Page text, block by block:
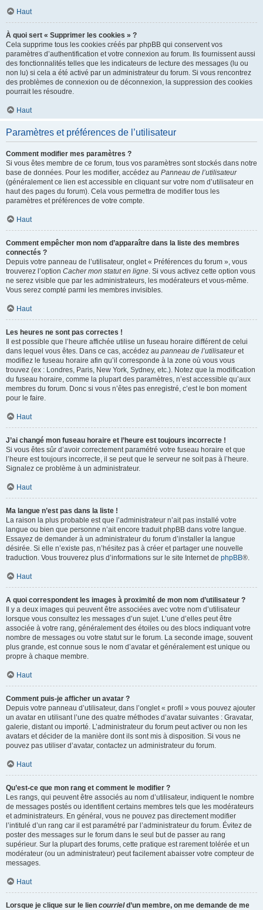
Haut
À quoi sert « Supprimer les cookies » ?
Cela supprime tous les cookies créés par phpBB qui conservent vos
paramètres d’authentification et votre connexion au forum. Ils fournissent aussi
des fonctionnalités telles que les indicateurs de lecture des messages (lu ou
non lu) si cela a été activé par un administrateur du forum. Si vous rencontrez
des problèmes de connexion ou de déconnexion, la suppression des cookies
pourrait les résoudre.
Haut
Paramètres et préférences de l’utilisateur
Comment modifier mes paramètres ?
Si vous êtes membre de ce forum, tous vos paramètres sont stockés dans notre
base de données. Pour les modifier, accédez au Panneau de l’utilisateur
(généralement ce lien est accessible en cliquant sur votre nom d’utilisateur en
haut des pages du forum). Cela vous permettra de modifier tous les
paramètres et préférences de votre compte.
Haut
Comment empêcher mon nom d’apparaître dans la liste des membres
connectés ?
Depuis votre panneau de l’utilisateur, onglet « Préférences du forum », vous
trouverez l’option Cacher mon statut en ligne. Si vous activez cette option vous
ne serez visible que par les administrateurs, les modérateurs et vous-même.
Vous serez compté parmi les membres invisibles.
Haut
Les heures ne sont pas correctes !
Il est possible que l’heure affichée utilise un fuseau horaire différent de celui
dans lequel vous êtes. Dans ce cas, accédez au panneau de l’utilisateuret
modifiez le fuseau horaire afin qu’il corresponde à la zone où vous vous
trouvez (ex : Londres, Paris, New York, Sydney, etc.). Notez que la modification
du fuseau horaire, comme la plupart des paramètres, n’est accessible qu’aux
membres du forum. Donc si vous n’êtes pas enregistré, c’est le bon moment
pour le faire.
Haut
J’ai changé mon fuseau horaire et l’heure est toujours incorrecte !
Si vous êtes sûr d’avoir correctement paramétré votre fuseau horaire et que
l’heure est toujours incorrecte, il se peut que le serveur ne soit pas à l’heure.
Signalez ce problème à un administrateur.
Haut
Ma langue n’est pas dans la liste !
La raison la plus probable est que l’administrateur n’ait pas installé votre
langue ou bien que personne n’ait encore traduit phpBB dans votre langue.
Essayez de demander à un administrateur du forum d’installer la langue
désirée. Si elle n’existe pas, n’hésitez pas à créer et partager une nouvelle
traduction. Vous trouverez plus d’informations sur le site Internet de phpBB®.
Haut
A quoi correspondent les images à proximité de mon nom d’utilisateur ?
Il y a deux images qui peuvent être associées avec votre nom d’utilisateur
lorsque vous consultez les messages d’un sujet. L’une d’elles peut être
associée à votre rang, généralement des étoiles ou des blocs indiquant votre
nombre de messages ou votre statut sur le forum. La seconde image, souvent
plus grande, est connue sous le nom d’avatar et généralement est unique ou
propre à chaque membre.
Haut
Comment puis-je afficher un avatar ?
Depuis votre panneau d’utilisateur, dans l’onglet « profil » vous pouvez ajouter
un avatar en utilisant l’une des quatre méthodes d’avatar suivantes : Gravatar,
galerie, distant ou importé. L’administrateur du forum peut activer ou non les
avatars et décider de la manière dont ils sont mis à disposition. Si vous ne
pouvez pas utiliser d’avatar, contactez un administrateur du forum.
Haut
Qu’est-ce que mon rang et comment le modifier ?
Les rangs, qui peuvent être associés au nom d’utilisateur, indiquent le nombre
de messages postés ou identifient certains membres tels que les modérateurs
et administrateurs. En général, vous ne pouvez pas directement modifier
l’intitulé d’un rang car il est paramétré par l’administrateur du forum. Évitez de
poster des messages sur le forum dans le seul but de passer au rang
supérieur. Sur la plupart des forums, cette pratique est rarement tolérée et un
modérateur (ou un administrateur) peut facilement abaisser votre compteur de
messages.
Haut
Lorsque je clique sur le lien courrield’un membre, on me demande de me